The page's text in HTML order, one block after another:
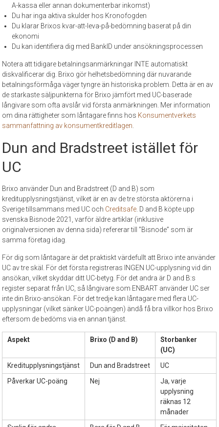
A-kassa eller annan dokumenterbar inkomst)
Du har inga aktiva skulder hos Kronofogden
Du klarar Brixos kvar-att-leva-på-bedömning baserat på din
ekonomi
Du kan identifiera dig med BankID under ansökningsprocessen
Notera att tidigare betalningsanmärkningar INTE automatiskt
diskvalificerar dig. Brixo gör helhetsbedömning där nuvarande
betalningsförmåga väger tyngre än historiska problem. Detta är en av
de starkaste säljpunkterna för Brixo jämfört med UC-baserade
långivare som ofta avslår vid första anmärkningen. Mer information
om dina rättigheter som låntagare finns hos Konsumentverkets
sammanfattning av konsumentkreditlagen
Dun and Bradstreet istället för
UC
Brixo använder Dun and Bradstreet (D and B) som
kreditupplysningstjänst, vilket är en av de tre största aktörerna i
Sverige tillsammans med UC och Creditsafe . D and B köpte upp
svenska Bisnode 2021, varför äldre artiklar (inklusive
originalversionen av denna sida) refererar till ”Bisnode” som är
samma företag idag.
För dig som låntagare är det praktiskt värdefullt att Brixo inte använder
UC av tre skäl. För det första registreras INGEN UC-upplysning vid din
ansökan, vilket skyddar ditt UC-betyg. För det andra är D and B:s
register separat från UC, så långivare som ENBART använder UC ser
inte din Brixo-ansökan. För det tredje kan låntagare med flera UC-
upplysningar (vilket sänker UC-poängen) ändå få bra villkor hos Brixo
eftersom de bedöms via en annan tjänst.
Aspekt Brixo (D and B)
Storbanker
(UC)
Kreditupplysningstjänst
Dun and Bradstreet
UC
Påverkar UC-poäng
Nej
Ja, varje
upplysning
räknas 12
månader